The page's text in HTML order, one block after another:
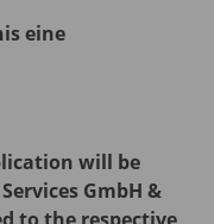
eine
will be
GmbH &